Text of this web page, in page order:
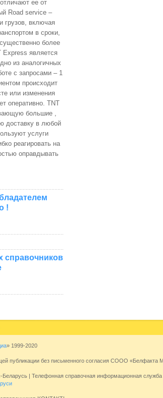
ее от
Road service –
грузов, включая
в сроки,
более
является
из аналогичных
с запросами – 1
происходит
или изменения
оперативно. TNT
большие ,
доставку в любой
услуги
реагировать на
оправдывать
!
справочников
» 1999-2020
публикации без письменного согласия СООО «Белфакта
Беларусь | Телефонная справочная информационная служба